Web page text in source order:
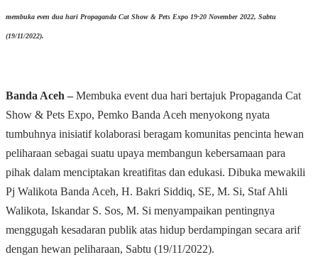
membuka even dua hari Propaganda Cat Show & Pets Expo 19-20 November 2022, Sabtu
(19/11/2022).
Banda Aceh – Membuka event dua hari bertajuk Propaganda Cat
Show & Pets Expo, Pemko Banda Aceh menyokong nyata
tumbuhnya inisiatif kolaborasi beragam komunitas pencinta hewan
peliharaan sebagai suatu upaya membangun kebersamaan para
pihak dalam menciptakan kreatifitas dan edukasi. Dibuka mewakili
Pj Walikota Banda Aceh, H. Bakri Siddiq, SE, M. Si, Staf Ahli
Walikota, Iskandar S. Sos, M. Si menyampaikan pentingnya
menggugah kesadaran publik atas hidup berdampingan secara arif
dengan hewan peliharaan, Sabtu (19/11/2022).